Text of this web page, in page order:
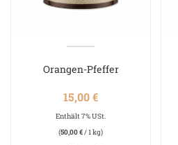
Orangen-Pfeffer
15,00€
Enthält 7% USt.
(50,00€/ 1 kg)